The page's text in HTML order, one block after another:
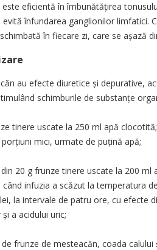
eficientă în îmbunătățirea
evită înfundarea ganglionilor limfatici.
în fiecare zi, care se așază
au efecte diuretice și depurative,
schimburile de substanțe
tinere uscate la 250 ml apă
mici, urmate de puțină apă;
20 g frunze tinere uscate la 200
infuzia a scăzut la temperatura
la intervale de patru ore, cu efecte
a acidului uric;
frunze de mesteacăn, coada